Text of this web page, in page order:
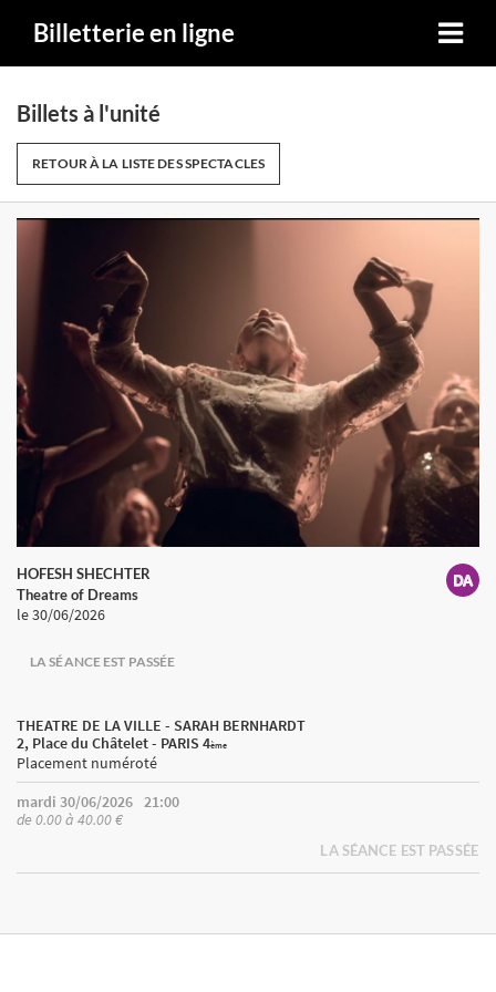
Billetterie en ligne
Billets à l'unité
RETOUR À LA LISTE DES SPECTACLES
HOFESH SHECHTER
Theatre of Dreams
le 30/06/2026
LA SÉANCE EST PASSÉE
THEATRE DE LA VILLE - SARAH BERNHARDT
2, Place du Châtelet - PARIS 4ème
Placement numéroté
mardi 30/06/2026 21:00
de 0.00 à 40.00 €
LA SÉANCE EST PASSÉE